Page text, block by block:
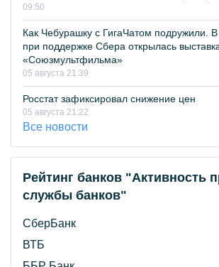
09:50
Как Чебурашку с ГигаЧатом подружили. В
при поддержке Сбера открылась
«Союзмультфильма»
05 августа 21:39
Росстат зафиксировал снижение цен
05 августа 21:22
Все новости
Рейтинг банков "Активность
службы банков"
СберБанк
ВТБ